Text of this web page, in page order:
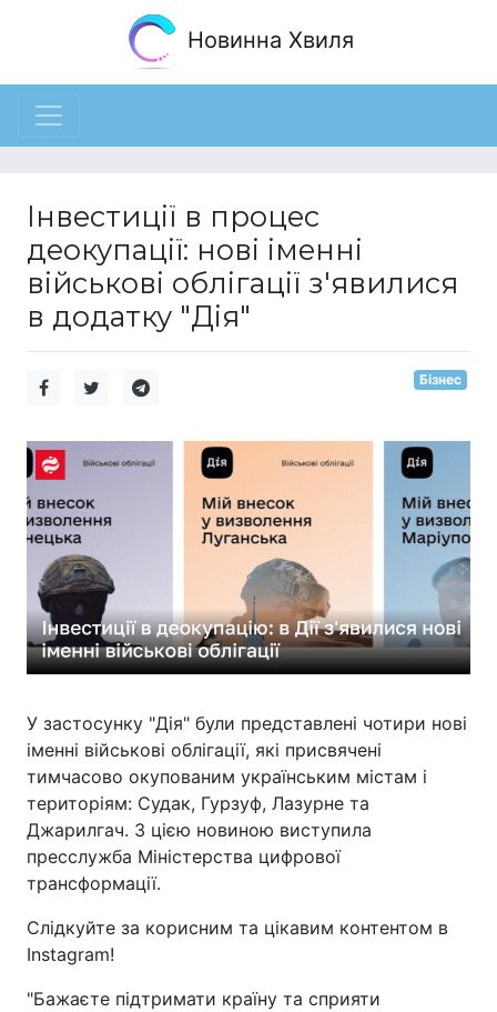
Новинна Хвиля
Інвестиції в процес
деокупації: нові іменні
військові облігації з'явилися
в додатку "Дія"
Бізнес
У застосунку "Дія" були представлені чотири нові
іменні військові облігації, які присвячені
тимчасово окупованим українським містам і
територіям: Судак, Гурзуф, Лазурне та
Джарилгач. З цією новиною виступила
пресслужба Міністерства цифрової
трансформації.
Слідкуйте за корисним та цікавим контентом в
Instagram!
"Бажаєте підтримати країну та сприяти